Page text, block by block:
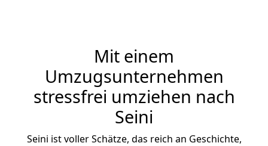
Mit einem
Umzugsunternehmen
stressfrei umziehen nach
Seini
Seini ist voller Schätze, das reich an Geschichte,